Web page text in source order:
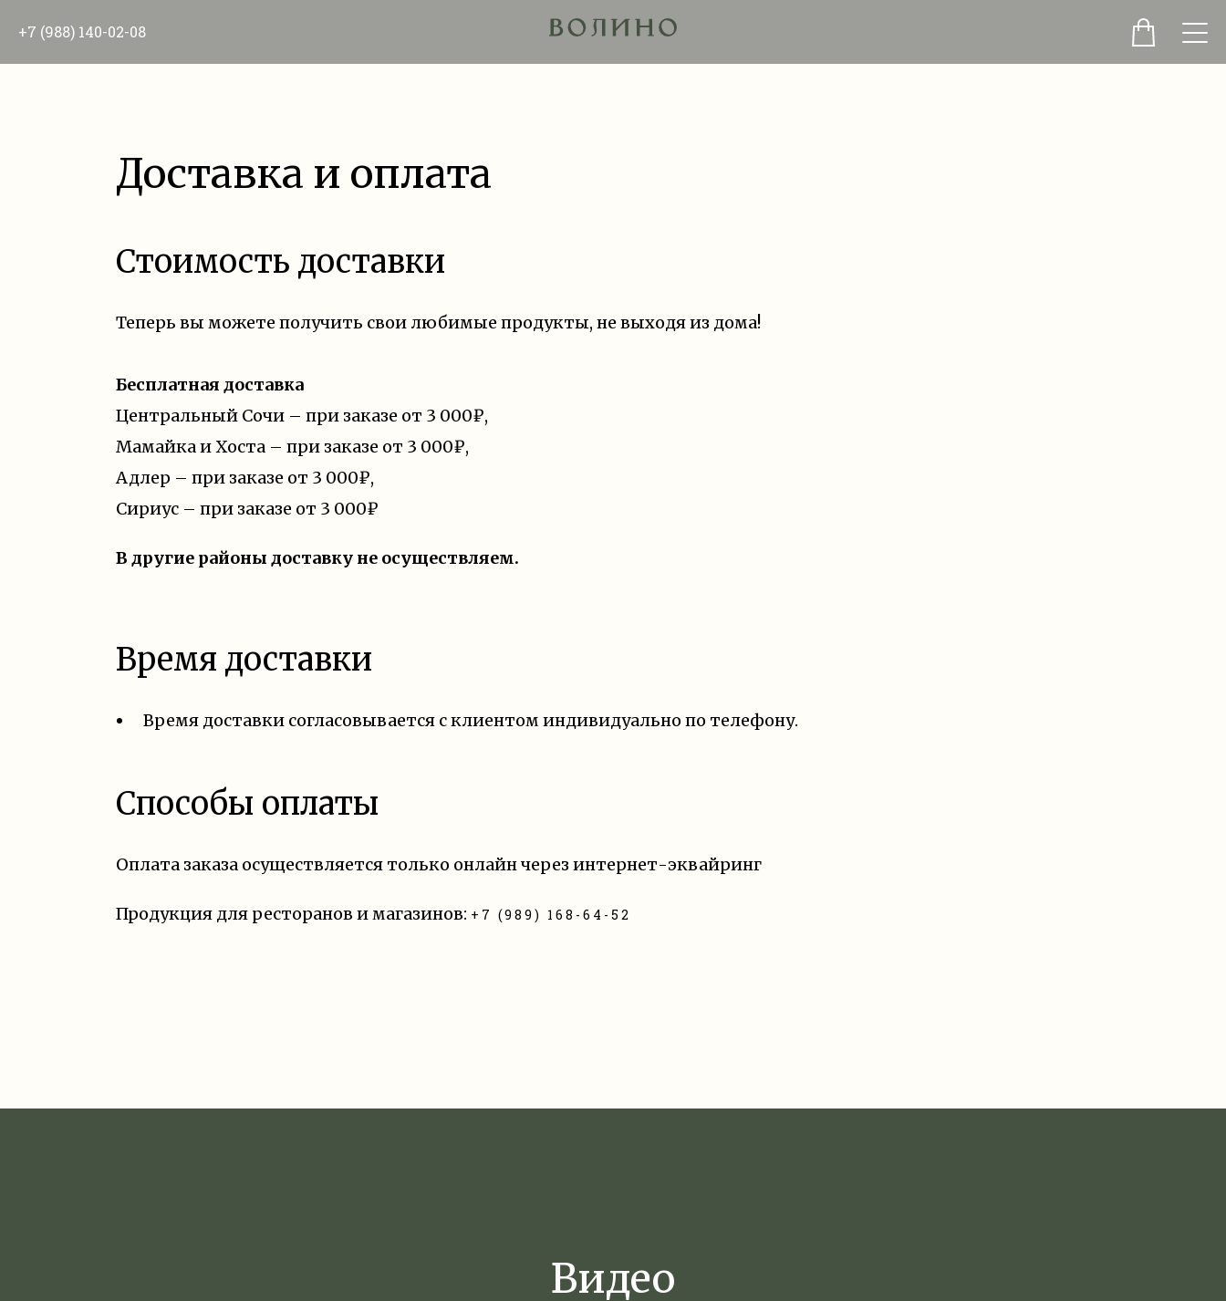
+7 (988) 140-02-08
Доставка и оплата
Стоимость доставки
Теперь вы можете получить свои любимые продукты, не выходя из дома!
Бесплатная доставка
Центральный Сочи – при заказе от 3 000₽,
Мамайка и Хоста – при заказе от 3 000₽,
Адлер – при заказе от 3 000₽,
Сириус – при заказе от 3 000₽
В другие районы доставку не осуществляем.
Время доставки
Время доставки согласовывается с клиентом индивидуально по телефону.
Способы оплаты
Оплата заказа осуществляется только онлайн через интернет-эквайринг
Продукция для ресторанов и магазинов: +7 (989) 168-64-52
Видео